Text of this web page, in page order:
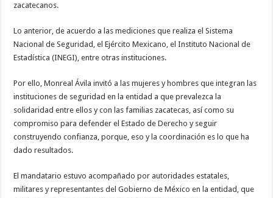
zacatecanos.
Lo anterior, de acuerdo a las mediciones que realiza el Sistema
Nacional de Seguridad, el Ejército Mexicano, el Instituto Nacional de
Estadística (INEGI), entre otras instituciones.
Por ello, Monreal Ávila invitó a las mujeres y hombres que integran las
instituciones de seguridad en la entidad a que prevalezca la
solidaridad entre ellos y con las familias zacatecas, así como su
compromiso para defender el Estado de Derecho y seguir
construyendo confianza, porque, eso y la coordinación es lo que ha
dado resultados.
El mandatario estuvo acompañado por autoridades estatales,
militares y representantes del Gobierno de México en la entidad, que